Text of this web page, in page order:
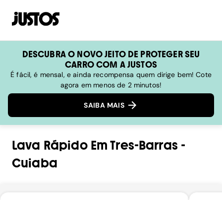
DESCUBRA O NOVO JEITO DE PROTEGER SEU
CARRO COM A JUSTOS
É fácil, é mensal, e ainda recompensa quem dirige bem! Cote
agora em menos de 2 minutos!
SAIBA MAIS
Lava RápidoEmTres-Barras -
Cuiaba